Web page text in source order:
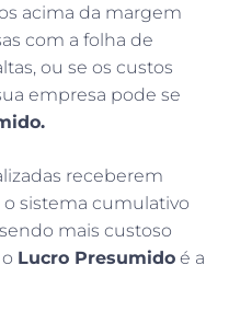
acima da margem
com a folha de
ou se os custos
empresa pode se
receberem
sistema cumulativo
mais custoso
Lucro Presumido é a